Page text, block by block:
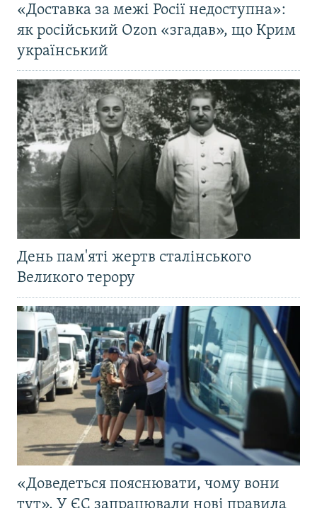
«Доставка за межі Росії недоступна»:
як російський Ozon «згадав», що Крим
український
День пам'яті жертв сталінського
Великого терору
«Доведеться пояснювати, чому вони
тут». У ЄС запрацювали нові правила